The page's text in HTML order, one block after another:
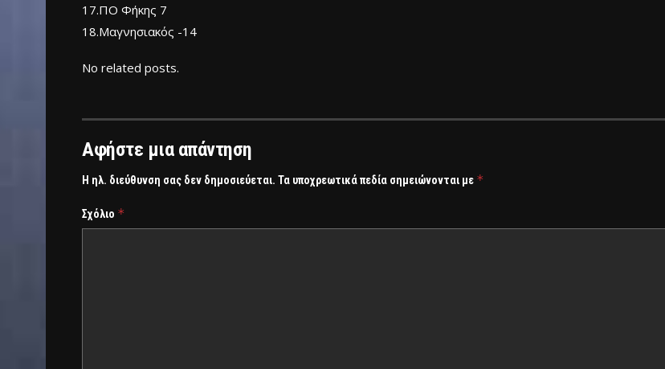
17.ΠΟ Φήκης 7
18.Μαγνησιακός -14
No related posts.
Αφήστε μια απάντηση
Η ηλ. διεύθυνση σας δεν δημοσιεύεται. Τα υποχρεωτικά πεδία σημειώνονται με *
Σχόλιο *